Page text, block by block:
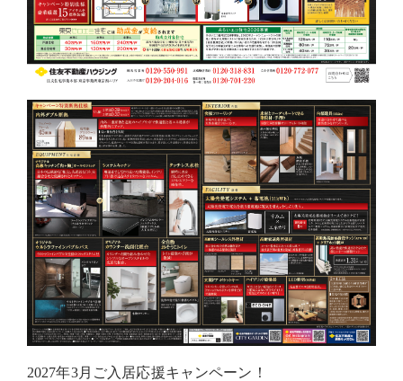
2027年3月ご入居応援キャンペーン！